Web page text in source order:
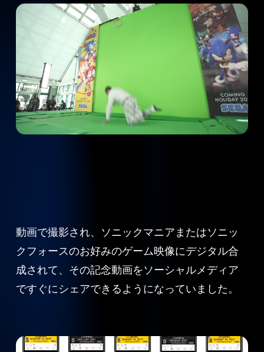
動画で撮影され、ソニックマニアまたはソニッ
クフォースのお好みのゲーム映像にデジタル合
成されて、その記念動画をソーシャルメディア
ですぐにシェアできるようになっていました。